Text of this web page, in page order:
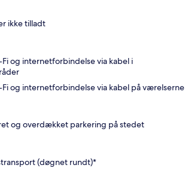
ikke tilladt
og internetforbindelse via kabel i
Fi og internetforbindelse via kabel på værelserne
og overdækket parkering på stedet
(døgnet rundt)*